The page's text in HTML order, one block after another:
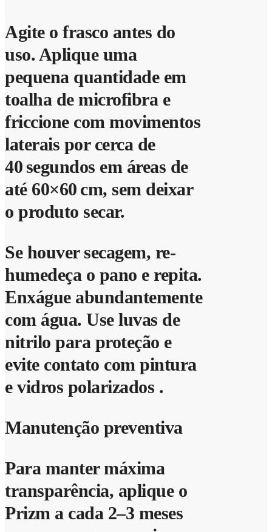
Agite o frasco antes do
uso. Aplique uma
pequena quantidade em
toalha de microfibra e
friccione com movimentos
laterais por cerca de
40 segundos em áreas de
até 60×60 cm, sem deixar
o produto secar.
Se houver secagem, re-
humedeça o pano e repita.
Enxágue abundantemente
com água. Use luvas de
nitrilo para proteção e
evite contato com pintura
e vidros polarizados .
Manutenção preventiva
Para manter máxima
transparência, aplique o
Prizm a cada 2–3 meses